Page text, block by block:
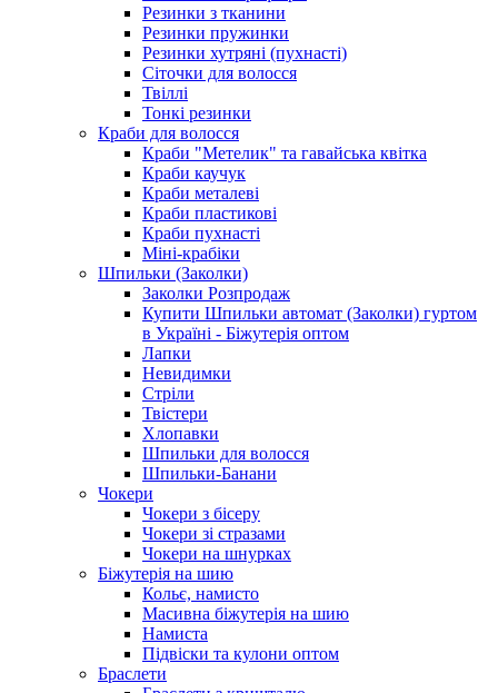
Резинки з тканини
Резинки пружинки
Резинки хутряні (пухнасті)
Сіточки для волосся
Твіллі
Тонкі резинки
Краби для волосся
Краби "Метелик" та гавайська квітка
Краби каучук
Краби металеві
Краби пластикові
Краби пухнасті
Міні-крабіки
Шпильки (Заколки)
Заколки Розпродаж
Купити Шпильки автомат (Заколки) гуртом
в Україні - Біжутерія оптом
Лапки
Невидимки
Стріли
Твістери
Хлопавки
Шпильки для волосся
Шпильки-Банани
Чокери
Чокери з бісеру
Чокери зі стразами
Чокери на шнурках
Біжутерія на шию
Кольє, намисто
Масивна біжутерія на шию
Намиста
Підвіски та кулони оптом
Браслети